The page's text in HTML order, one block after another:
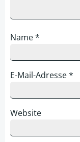
Name*
E-Mail-Adresse*
Website